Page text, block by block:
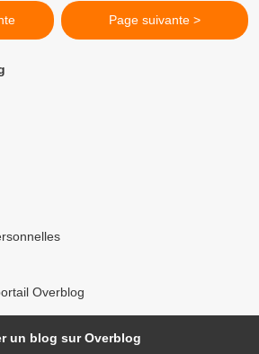
Page suivante >
Overblog
un blog sur Overblog